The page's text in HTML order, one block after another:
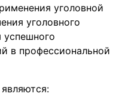
уголовной
уголовного
успешного
в профессиональной